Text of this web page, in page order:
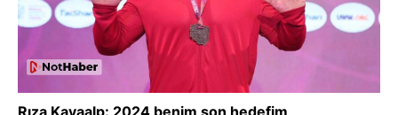
Rıza Kayaalp: 2024 benim son hedefim